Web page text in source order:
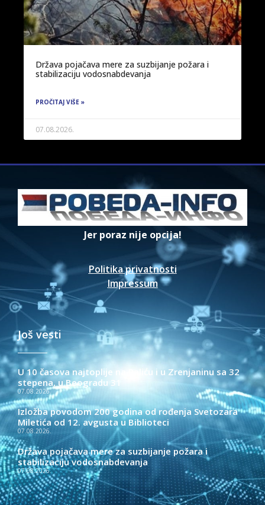
Država pojačava mere za suzbijanje požara i
stabilizaciju vodosnabdevanja
PROČITAJ VIŠE »
07.08.2026.
Jer poraz nije opcija!
Politika privatnosti
Impressum
Još vesti
U 10 časova najtoplije na Paliću i u Zrenjaninu sa 32
stepena, u Beogradu 31
07.08.2026.
Izložba povodom 200 godina od rođenja Svetozara
Miletića od 12. avgusta u Biblioteci
07.08.2026.
Država pojačava mere za suzbijanje požara i
stabilizaciju vodosnabdevanja
07.08.2026.